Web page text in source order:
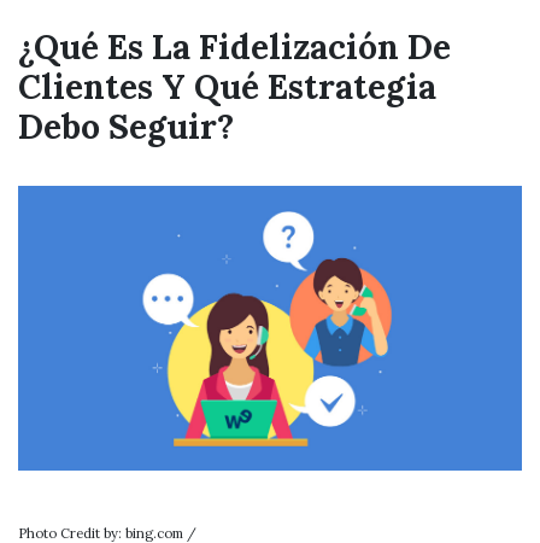
¿Qué Es La Fidelización De
Clientes Y Qué Estrategia
Debo Seguir?
Photo Credit by: bing.com /